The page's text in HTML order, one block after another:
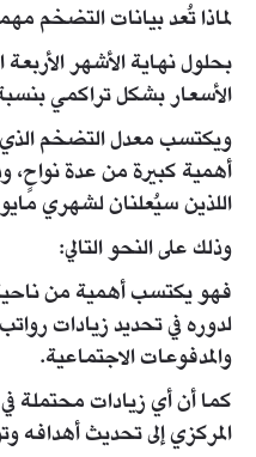
لماذا تُعد بيانات التضخم
الأسعار بشكل تراكمي بنسبة
ويكتسب معدل التضخم
أهمية كبيرة من عدة
اللذين سيُعلنان لشهري
وذلك على النحو التالي:
فهو يكتسب أهمية من
لدوره في تحديد زيادات
والمدفوعات الاجتماعية.
كما أن أي زيادات محتملة
المركزي إلى تحديث أهدافه